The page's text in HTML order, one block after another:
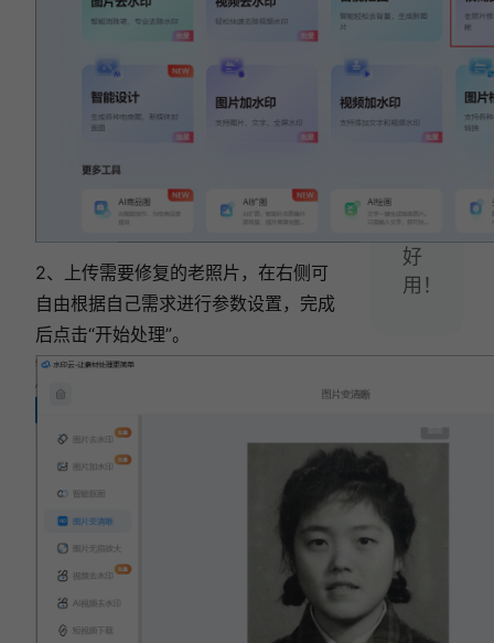
2、上传需要修复的老照片，在右侧可
自由根据自己需求进行参数设置，完成
后点击“开始处理”。
片
单
好
用！
具，总有一款适合你！